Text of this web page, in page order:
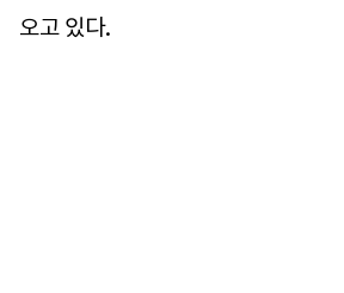
오고 있다.